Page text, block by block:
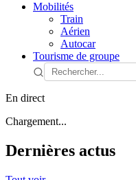
Mobilités
Train
Aérien
Autocar
Tourisme de groupe
En direct
Chargement...
Dernières actus